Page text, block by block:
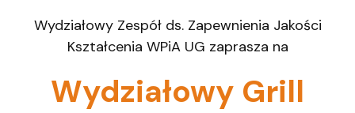
Wydziałowy Zespół ds. Zapewnienia Jakości
Kształcenia WPiA UG zaprasza na
Wydziałowy Grill